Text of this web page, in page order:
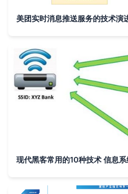
美团实时消息推送服务的技术演
现代黑客常用的10种技术 信息